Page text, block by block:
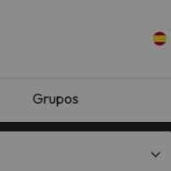
Grupos